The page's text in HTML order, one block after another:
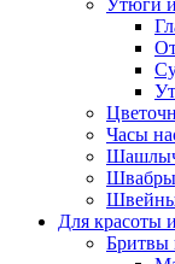
Утюги
Часы
Для красоты
Бритвы